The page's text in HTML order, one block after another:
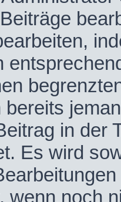
bereits
in der
Es wird
wenn noch